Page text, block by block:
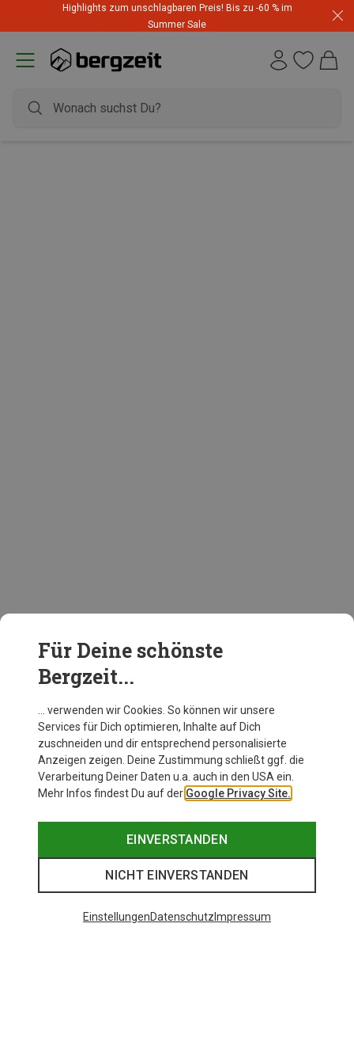
Highlights zum unschlagbaren Preis! Bis zu -60 % im
Summer Sale
Für Deine schönste
Bergzeit...
… verwenden wir Cookies. So können wir unsere
Services für Dich optimieren, Inhalte auf Dich
zuschneiden und dir entsprechend personalisierte
Anzeigen zeigen. Deine Zustimmung schließt ggf. die
Verarbeitung Deiner Daten u.a. auch in den USA ein.
Mehr Infos findest Du auf der Google Privacy Site.
EINVERSTANDEN
NICHT EINVERSTANDEN
EinstellungenDatenschutz Impressum